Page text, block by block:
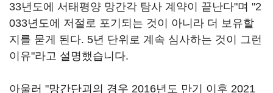
33년도에 서태평양 망간각 탐사 계약이 끝난다"며 "2
033년도에 저절로 포기되는 것이 아니라 더 보유할
지를 묻게 된다. 5년 단위로 계속 심사하는 것이 그런
이유"라고 설명했습니다.
아울러 "망간단괴의 경우 2016년도 만기 이후 2021